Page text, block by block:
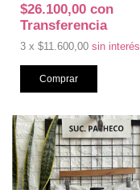
$26.100,00 con
Transferencia
3 x $11.600,00 sin interés